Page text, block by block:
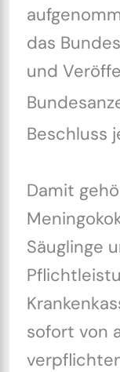
das
und
Beschluss
Damit
Säuglinge
sofort von